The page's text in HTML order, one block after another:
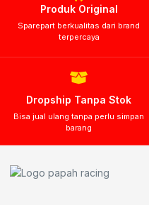
Produk Original
Sparepart berkualitas dari brand
terpercaya
Dropship Tanpa Stok
Bisa jual ulang tanpa perlu simpan
barang